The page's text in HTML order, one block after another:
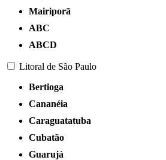
Mairiporã
ABC
ABCD
Litoral de São Paulo
Bertioga
Cananéia
Caraguatatuba
Cubatão
Guarujá